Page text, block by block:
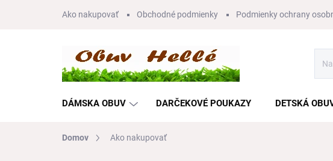
Ako nakupovať Obchodné podmienky Podmienky ochrany
DÁMSKA OBUV DARČEKOVÉ POUKAZY DETSKÁ
Domov Ako nakupovať